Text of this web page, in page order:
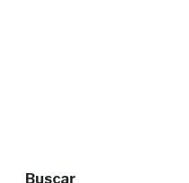
Buscar